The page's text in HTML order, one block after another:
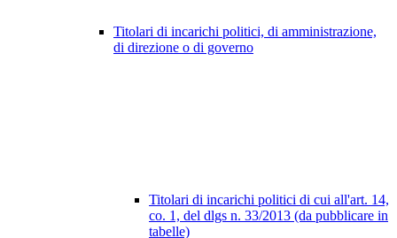
Titolari di incarichi politici, di amministrazione,
di direzione o di governo
Titolari di incarichi politici di cui all'art. 14,
co. 1, del dlgs n. 33/2013 (da pubblicare in
tabelle)